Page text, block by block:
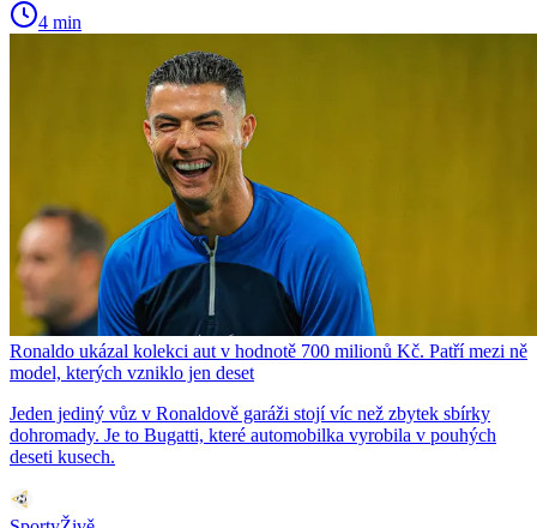
4 min
Ronaldo ukázal kolekci aut v hodnotě 700 milionů Kč. Patří mezi ně
model, kterých vzniklo jen deset
Jeden jediný vůz v Ronaldově garáži stojí víc než zbytek sbírky
dohromady. Je to Bugatti, které automobilka vyrobila v pouhých
deseti kusech.